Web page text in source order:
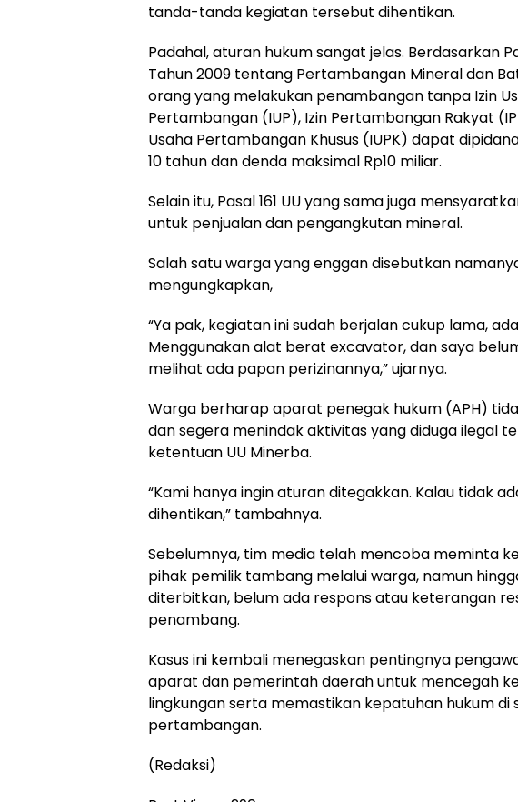
tanda-tanda kegiatan tersebut dihentikan.
Padahal, aturan hukum sangat jelas. Berdasarkan
Tahun 2009 tentang Pertambangan Mineral dan
orang yang melakukan penambangan tanpa Izin
Pertambangan (IUP), Izin Pertambangan Rakyat
Usaha Pertambangan Khusus (IUPK) dapat
10 tahun dan denda maksimal Rp10 miliar.
Selain itu, Pasal 161 UU yang sama juga
untuk penjualan dan pengangkutan mineral.
Salah satu warga yang enggan disebutkan
mengungkapkan,
“Ya pak, kegiatan ini sudah berjalan cukup lama,
Menggunakan alat berat excavator, dan saya
melihat ada papan perizinannya,” ujarnya.
Warga berharap aparat penegak hukum (APH)
dan segera menindak aktivitas yang diduga ilegal
ketentuan UU Minerba.
“Kami hanya ingin aturan ditegakkan. Kalau tidak
dihentikan,” tambahnya.
Sebelumnya, tim media telah mencoba meminta
pihak pemilik tambang melalui warga, namun
diterbitkan, belum ada respons atau keterangan
penambang.
Kasus ini kembali menegaskan pentingnya
aparat dan pemerintah daerah untuk mencegah
lingkungan serta memastikan kepatuhan hukum di
pertambangan.
(Redaksi)